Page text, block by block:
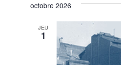
octobre 2026
JEU
1